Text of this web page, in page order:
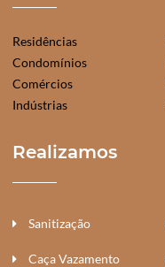
Residências
Condomínios
Comércios
Indústrias
Realizamos
Sanitização
Caça Vazamento